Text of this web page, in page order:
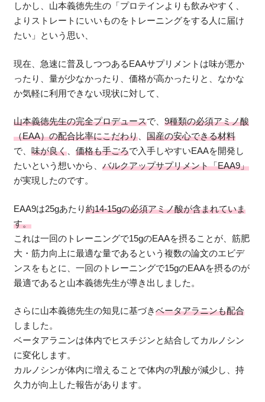
しかし、山本義徳先生の「プロテインよりも飲みやすく、
よりストレートにいいものをトレーニングをする人に届け
たい」という思い、
現在、急速に普及しつつあるEAAサプリメントは味が悪か
ったり、量が少なかったり、価格が高かったりと、なかな
か気軽に利用できない現状に対して、
山本義徳先生の完全プロデュースで、 9種類の必須アミノ酸
（EAA）の配合比率にこだわり
国産の安心できる材料
で、 味が良く 価格も手ごろで入手しやすいEAAを開発し
たいという想いから、 バルクアップサプリメント「EAA9」
が実現したのです。
EAA9は25gあたり約14-15gの必須アミノ酸が含まれていま
す。
これは一回のトレーニングで15gのEAAを摂ることが、筋肥
大・筋力向上に最適な量であるという複数の論文のエビデ
ンスをもとに、一回のトレーニングで15gのEAAを摂るのが
最適であると山本義徳先生が導き出しました。
さらに山本義徳先生の知見に基づきベータアラニンも配合
しました。
ベータアラニンは体内でヒスチジンと結合してカルノシン
に変化します。
カルノシンが体内に増えることで体内の乳酸が減少し、持
久力が向上した報告があります。